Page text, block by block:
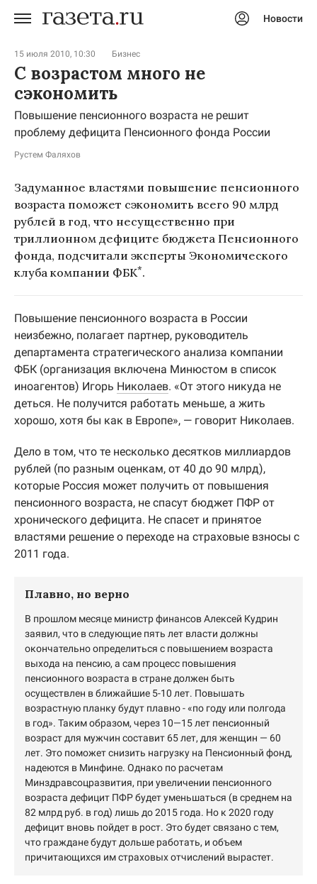
Новости
15 июля 2010, 10:30 Бизнес
С возрастом много не
сэкономить
Повышение пенсионного возраста не решит
проблему дефицита Пенсионного фонда России
Рустем Фаляхов
Задуманное властями повышение пенсионного
возраста поможет сэкономить всего 90 млрд
рублей в год, что несущественно при
триллионном дефиците бюджета Пенсионного
фонда, подсчитали эксперты Экономического
клуба компании ФБК*.
Повышение пенсионного возраста в России
неизбежно, полагает партнер, руководитель
департамента стратегического анализа компании
ФБК (организация включена Минюстом в список
иноагентов) Игорь Николаев. «От этого никуда не
деться. Не получится работать меньше, а жить
хорошо, хотя бы как в Европе», — говорит Николаев.
Дело в том, что те несколько десятков миллиардов
рублей (по разным оценкам, от 40 до 90 млрд),
которые Россия может получить от повышения
пенсионного возраста, не спасут бюджет ПФР от
хронического дефицита. Не спасет и принятое
властями решение о переходе на страховые взносы с
2011 года.
Плавно, но верно
В прошлом месяце министр финансов Алексей Кудрин
заявил, что в следующие пять лет власти должны
окончательно определиться с повышением возраста
выхода на пенсию, а сам процесс повышения
пенсионного возраста в стране должен быть
осуществлен в ближайшие 5-10 лет. Повышать
возрастную планку будут плавно - «по году или полгода
в год». Таким образом, через 10—15 лет пенсионный
возраст для мужчин составит 65 лет, для женщин — 60
лет. Это поможет снизить нагрузку на Пенсионный фонд,
надеются в Минфине. Однако по расчетам
Минздравсоцразвития, при увеличении пенсионного
возраста дефицит ПФР будет уменьшаться (в среднем на
82 млрд руб. в год) лишь до 2015 года. Но к 2020 году
дефицит вновь пойдет в рост. Это будет связано с тем,
что граждане будут дольше работать, и объем
причитающихся им страховых отчислений вырастет.